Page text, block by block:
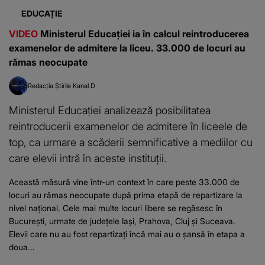
EDUCAȚIE
VIDEO Ministerul Educației ia în calcul reintroducerea
examenelor de admitere la liceu. 33.000 de locuri au
rămas neocupate
Redacția Știrile Kanal D
Ministerul Educației analizează posibilitatea
reintroducerii examenelor de admitere în liceele de
top, ca urmare a scăderii semnificative a mediilor cu
care elevii intră în aceste instituții.
Această măsură vine într-un context în care peste 33.000 de
locuri au rămas neocupate după prima etapă de repartizare la
nivel național. Cele mai multe locuri libere se regăsesc în
București, urmate de județele Iași, Prahova, Cluj și Suceava.
Elevii care nu au fost repartizați încă mai au o șansă în etapa a
doua...